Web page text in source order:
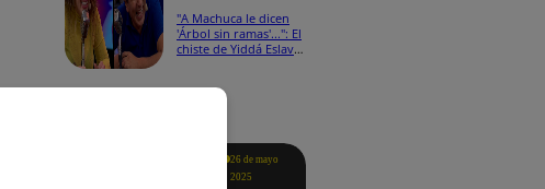
"A Machuca le dicen
'Árbol sin ramas'...": El
chiste de Yiddá Eslava
26 de mayo
2025